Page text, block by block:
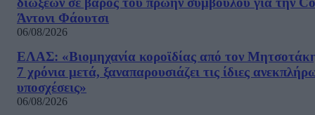
Άντονι Φάουτσι
06/08/2026
ΕΛΑΣ: «Βιομηχανία κοροϊδίας από τον
7 χρόνια μετά, ξαναπαρουσιάζει τις ίδιες
υποσχέσεις»
06/08/2026